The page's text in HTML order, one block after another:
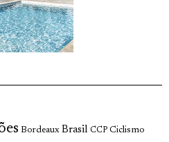
Bordeaux Brasil CCP Ciclismo